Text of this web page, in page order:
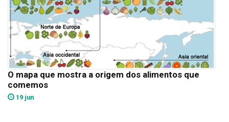
O mapa que mostra a origem dos alimentos que
comemos
19 jun